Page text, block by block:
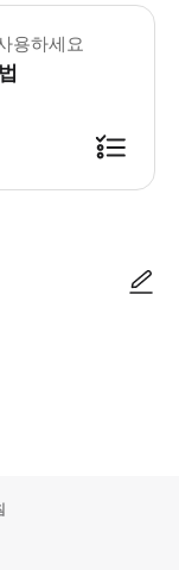
에 표시된 이름과 정확
용하세요